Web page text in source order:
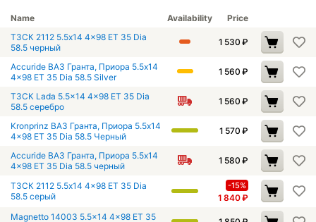
Name Availability
Price
ТЗСК 2112 5.5x14 4x98 ET 35 Dia
58.5 черный
1 530 ₽
Accuride ВАЗ Гранта, Приора 5.5x14
4x98 ET 35 Dia 58.5 Silver
1 560 ₽
ТЗСК Lada 5.5x14 4x98 ET 35 Dia
58.5 серебро
1 560 ₽
Kronprinz ВАЗ Гранта, Приора 5.5x14
4x98 ET 35 Dia 58.5 Черный
1 570 ₽
Accuride ВАЗ Гранта, Приора 5.5x14
4x98 ET 35 Dia 58.5 черный
1 580 ₽
ТЗСК 2112 5.5x14 4x98 ET 35 Dia
58.5 серый
-15%
1 840₽
Magnetto 14003 5.5x14 4x98 ET 35